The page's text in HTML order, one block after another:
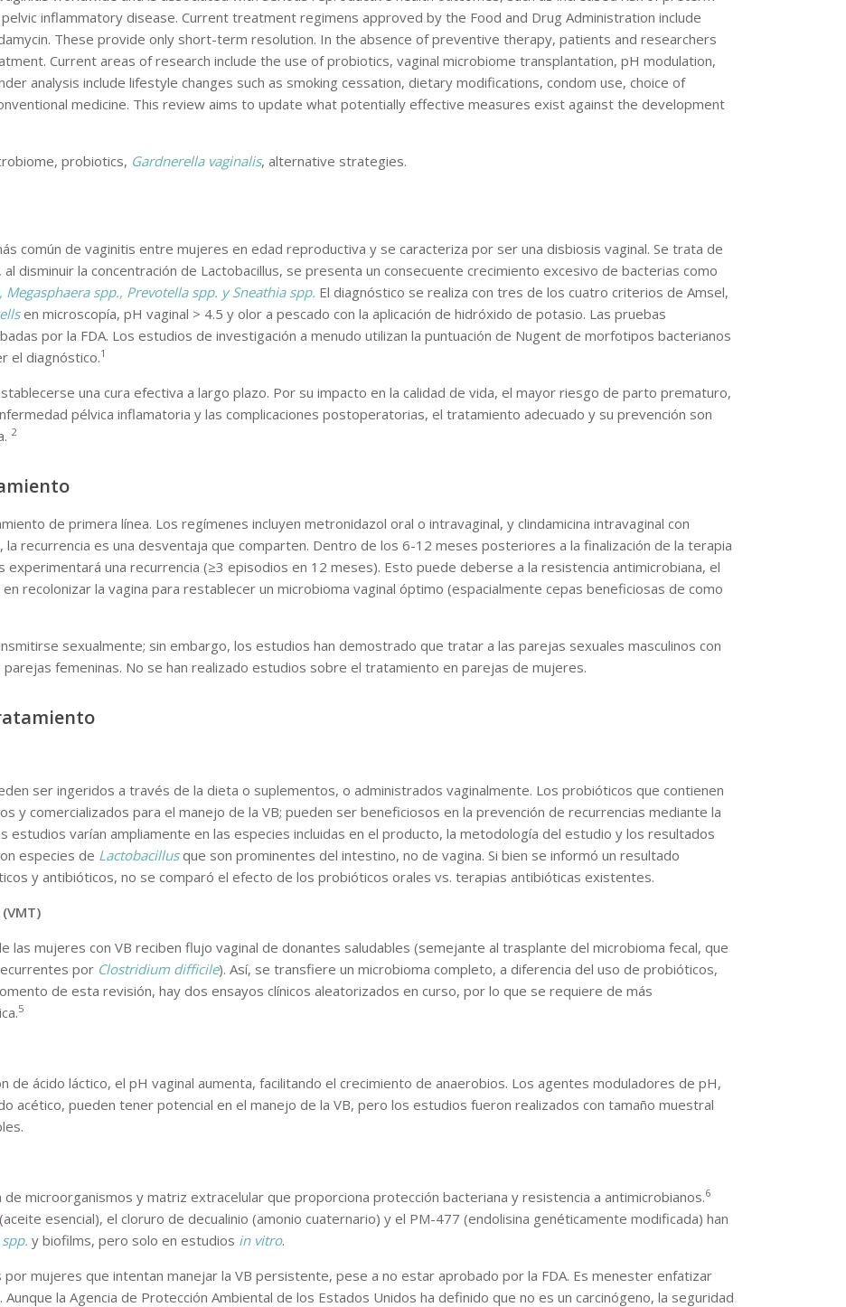
inflammatory disease. Current treatment regimens approved by the Food and Drug Administration include
These provide only short-term resolution. In the absence of preventive therapy, patients and researchers
Current areas of research include the use of probiotics, vaginal microbiome transplantation, pH modulation,
analysis include lifestyle changes such as smoking cessation, dietary modifications, condom use, choice of
medicine. This review aims to update what potentially effective measures exist against the development
probiotics, Gardnerella vaginalis, alternative strategies.
común de vaginitis entre mujeres en edad reproductiva y se caracteriza por ser una disbiosis vaginal. Se trata de
disminuir la concentración de Lactobacillus, se presenta un consecuente crecimiento excesivo de bacterias como
spp., Prevotella spp. y Sneathia spp. El diagnóstico se realiza con tres de los cuatro criterios de Amsel,
en microscopía, pH vaginal > 4.5 y olor a pescado con la aplicación de hidróxido de potasio. Las pruebas
por la FDA. Los estudios de investigación a menudo utilizan la puntuación de Nugent de morfotipos bacterianos
el diagnóstico.1
una cura efectiva a largo plazo. Por su impacto en la calidad de vida, el mayor riesgo de parto prematuro,
pélvica inflamatoria y las complicaciones postoperatorias, el tratamiento adecuado y su prevención son
2
de primera línea. Los regímenes incluyen metronidazol oral o intravaginal, y clindamicina intravaginal con
la recurrencia es una desventaja que comparten. Dentro de los 6-12 meses posteriores a la finalización de la terapia
una recurrencia (≥3 episodios en 12 meses). Esto puede deberse a la resistencia antimicrobiana, el
recolonizar la vagina para restablecer un microbioma vaginal óptimo (espacialmente cepas beneficiosas de como
sexualmente; sin embargo, los estudios han demostrado que tratar a las parejas sexuales masculinos con
femeninas. No se han realizado estudios sobre el tratamiento en parejas de mujeres.
ser ingeridos a través de la dieta o suplementos, o administrados vaginalmente. Los probióticos que contienen
y comercializados para el manejo de la VB; pueden ser beneficiosos en la prevención de recurrencias mediante la
estudios varían ampliamente en las especies incluidas en el producto, la metodología del estudio y los resultados
especies de Lactobacillusque son prominentes del intestino, no de vagina. Si bien se informó un resultado
y antibióticos, no se comparó el efecto de los probióticos orales vs. terapias antibióticas existentes.
las mujeres con VB reciben flujo vaginal de donantes saludables (semejante al trasplante del microbioma fecal, que
por Clostridium difficile). Así, se transfiere un microbioma completo, a diferencia del uso de probióticos,
de esta revisión, hay dos ensayos clínicos aleatorizados en curso, por lo que se requiere de más
5
de ácido láctico, el pH vaginal aumenta, facilitando el crecimiento de anaerobios. Los agentes moduladores de pH,
acético, pueden tener potencial en el manejo de la VB, pero los estudios fueron realizados con tamaño muestral
microorganismos y matriz extracelular que proporciona protección bacteriana y resistencia a antimicrobianos.6
esencial), el cloruro de decualinio (amonio cuaternario) y el PM-477 (endolisina genéticamente modificada) han
y biofilms, pero solo en estudios in vitro.
por mujeres que intentan manejar la VB persistente, pese a no estar aprobado por la FDA. Es menester enfatizar
la Agencia de Protección Ambiental de los Estados Unidos ha definido que no es un carcinógeno, la seguridad